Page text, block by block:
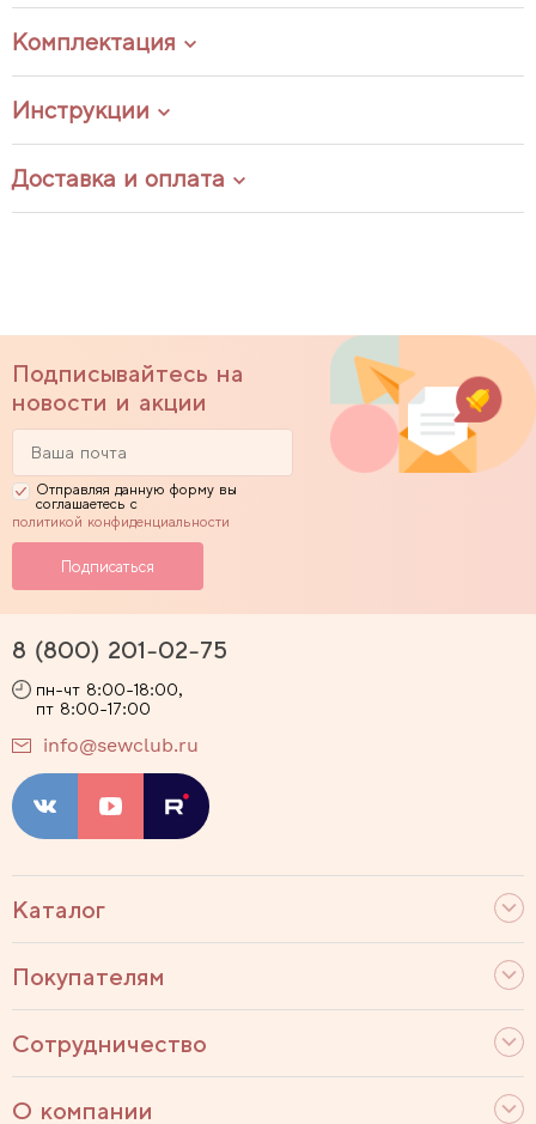
Комплектация
Инструкции
Доставка и оплата
Подписывайтесь на
новости и акции
Отправляя данную форму вы
соглашаетесь с
политикой конфиденциальности
Каталог
Покупателям
Сотрудничество
О компании
8 (800) 201-02-75
пн-чт 8:00-18:00,
пт 8:00-17:00
info@sewclub.ru